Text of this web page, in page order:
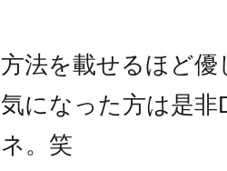
方法を載せるほど優
気になった方は是
ネ。笑